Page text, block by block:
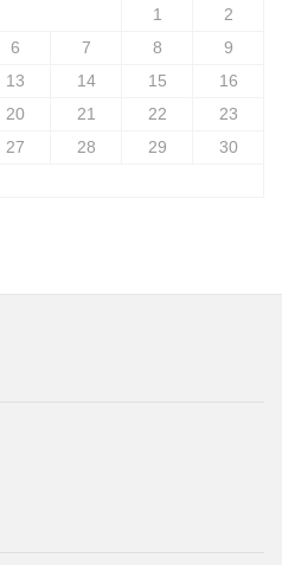
1
2
6 7 8
9
13 14 15
16
20 21 22
23
27 28 29
30